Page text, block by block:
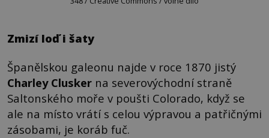
Zmizí loď i šaty
Španělskou galeonu najde v roce 1870 jistý
Charley Clusker na severovýchodní straně
Saltonského moře v poušti Colorado, když se
ale na místo vrátí s celou výpravou a patřičnými
zásobami, je koráb fuč.